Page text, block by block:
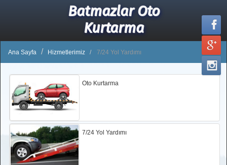
Batmazlar Oto
Kurtarma
Ana Sayfa Hizmetlerimiz 7/24 Yol Yardımı
Oto Kurtarma
7/24 Yol Yardımı